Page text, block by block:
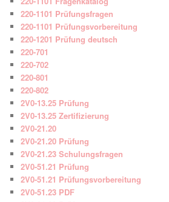
220-1101 Prüfungsfragen
220-1101 Prüfungsvorbereitung
220-1201 Prüfung deutsch
220-701
220-702
220-801
220-802
2V0-13.25 Prüfung
2V0-13.25 Zertifizierung
2V0-21.20
2V0-21.20 Prüfung
2V0-21.23 Schulungsfragen
2V0-51.21 Prüfung
2V0-51.21 Prüfungsvorbereitung
2V0-51.23 PDF